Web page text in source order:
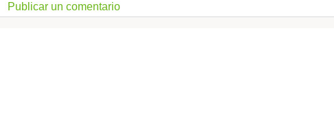
Publicar un comentario